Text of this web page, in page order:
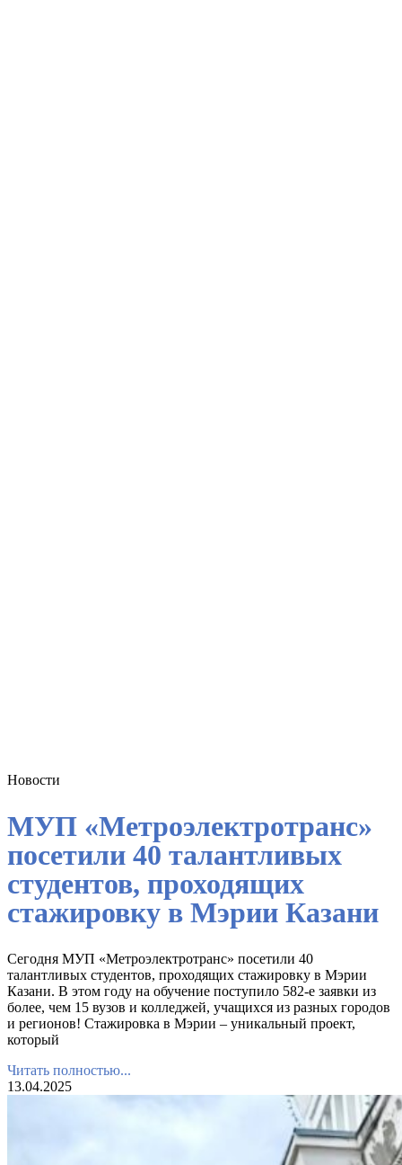
Новости
МУП «Метроэлектротранс»
посетили 40 талантливых
студентов, проходящих
стажировку в Мэрии Казани
Сегодня МУП «Метроэлектротранс» посетили 40
талантливых студентов, проходящих стажировку в Мэрии
Казани. В этом году на обучение поступило 582-е заявки из
более, чем 15 вузов и колледжей, учащихся из разных городов
и регионов! Стажировка в Мэрии – уникальный проект,
который
Читать полностью...
13.04.2025